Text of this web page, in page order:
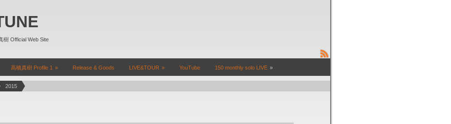
樹 Official Web Site
高橋真樹 Profile 1 Release & Goods LIVE&TOUR YouTube 150 monthly solo LIVE
2015